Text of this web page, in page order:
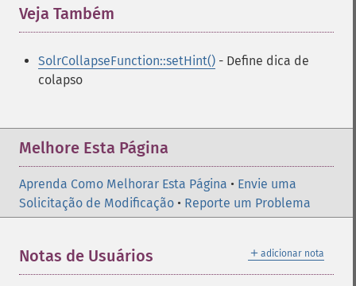
Veja Também
SolrCollapseFunction::setHint() - Define dica de
colapso
Melhore Esta Página
Aprenda Como Melhorar Esta Página • Envie uma
Solicitação de Modificação • Reporte um Problema
＋ adicionar nota
Notas de Usuários